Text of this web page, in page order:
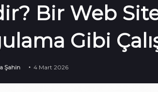
Bir Web
Gibi
Şahin 4 Mart 2026